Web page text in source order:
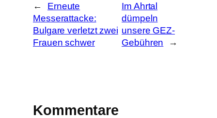
←
Erneute
Messerattacke:
Bulgare verletzt zwei
Frauen schwer
Im Ahrtal
dümpeln
unsere GEZ-
Gebühren
→
Kommentare